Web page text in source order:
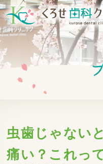
虫歯じゃない
痛い？これっ